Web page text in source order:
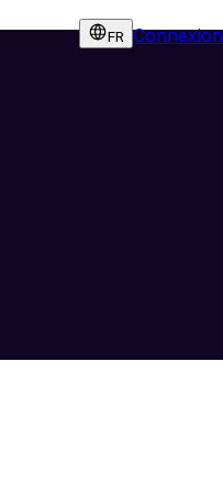
FR Connexion